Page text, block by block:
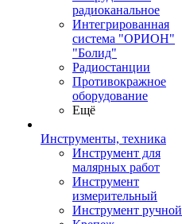
радиоканальное
Интегрированная
система "ОРИОН"
"Болид"
Радиостанции
Противокражное
оборудование
Ещё
Инструменты, техника
Инструмент для
малярных работ
Инструмент
измерительный
Инструмент ручной